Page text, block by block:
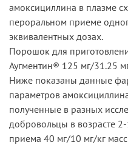
амоксициллина в плазме
пероральном приеме
эквивалентных дозах.
Порошок для
Аугментин® 125 мг/31.25
Ниже показаны данные
параметров
полученные в разных
добровольцы в возрасте
приема 40 мг/10 мг/кг